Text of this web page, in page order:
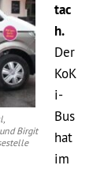
Birgit
tac
h.
Der
KoK
i-
Bus
hat
im